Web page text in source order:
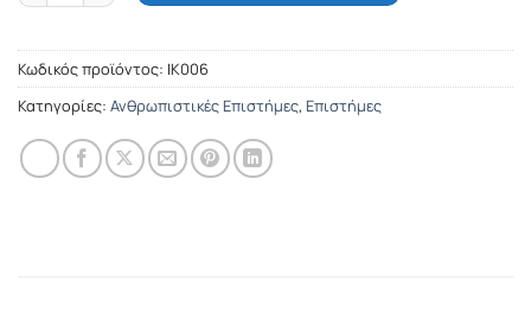
Κωδικός προϊόντος: ΙΚ006
Κατηγορίες: Ανθρωπιστικές Επιστήμες, Επιστήμες